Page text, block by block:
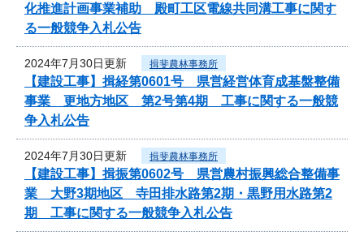
化推進計画事業補助 殿町工区電線共同溝工事に関す
る一般競争入札公告
2024年7月30日更新 揖斐農林事務所
【建設工事】揖経第0601号 県営経営体育成基盤整備
事業 更地方地区 第2号第4期 工事に関する一般競
争入札公告
2024年7月30日更新 揖斐農林事務所
【建設工事】揖振第0602号 県営農村振興総合整備事
業 大野3期地区 寺田排水路第2期・黒野用水路第2
期 工事に関する一般競争入札公告